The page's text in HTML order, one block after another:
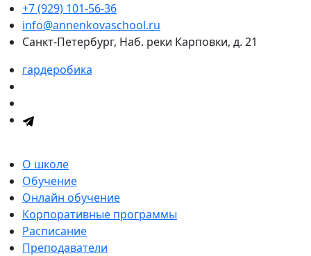
+7 (929) 101-56-36
info@annenkovaschool.ru
Санкт-Петербург, Наб. реки Карповки, д. 21
гардеробика
О школе
Обучение
Онлайн обучение
Корпоративные программы
Расписание
Преподаватели